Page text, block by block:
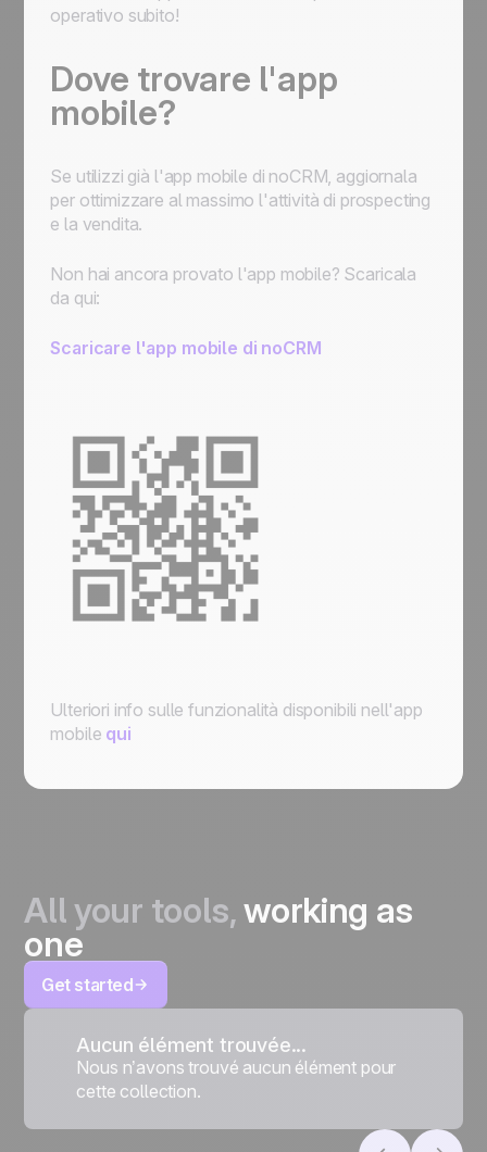
operativo subito!
Dove trovare l'app
mobile?
Se utilizzi già l'app mobile di noCRM, aggiornala
per ottimizzare al massimo l'attività di prospecting
e la vendita.
Non hai ancora provato l'app mobile? Scaricala
da qui:
Scaricare l'app mobile di noCRM
Ulteriori info sulle funzionalità disponibili nell'app
mobile qui
All your tools,working as
one
Get started
Aucun élément trouvée...
Nous n’avons trouvé aucun élément pour
cette collection.